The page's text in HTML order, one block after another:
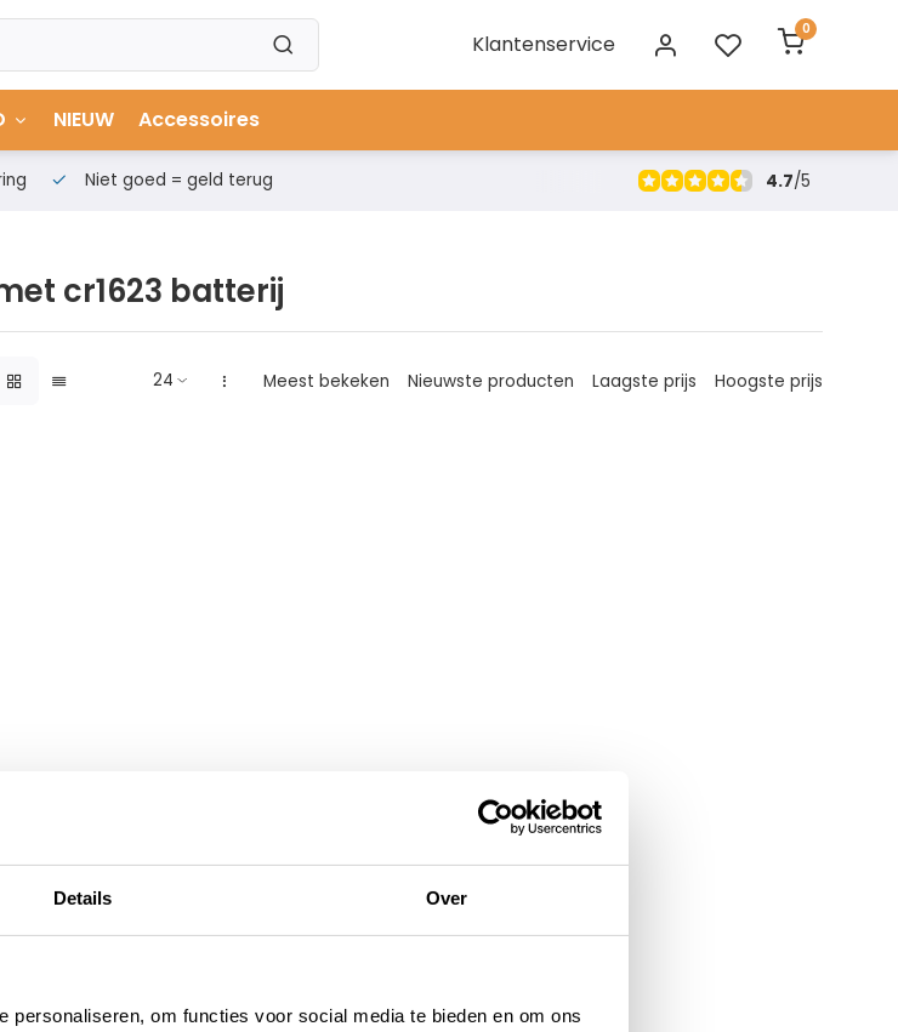
Details Over
personaliseren, om functies voor social media te bieden en om ons
Klantenservice
0
NIEUW Accessoires
Niet goed = geld terug 4.7/5
cr1623 batterij
Meest bekeken Nieuwste producten Laagste prijs Hoogste prijs